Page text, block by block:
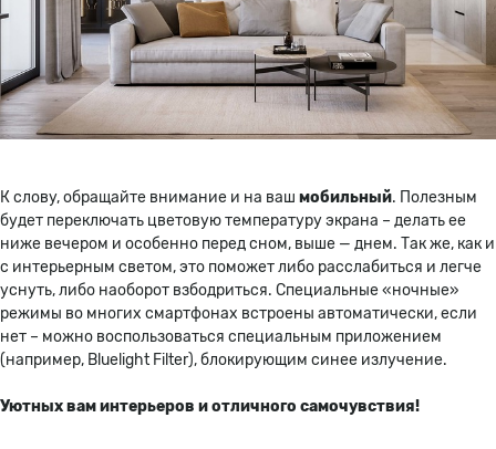
К слову, обращайте внимание и на ваш мобильный. Полезным
будет переключать цветовую температуру экрана – делать ее
ниже вечером и особенно перед сном, выше — днем. Так же, как и
с интерьерным светом, это поможет либо расслабиться и легче
уснуть, либо наоборот взбодриться. Специальные «ночные»
режимы во многих смартфонах встроены автоматически, если
нет – можно воспользоваться специальным приложением
(например, Bluelight Filter), блокирующим синее излучение.
Уютных вам интерьеров и отличного самочувствия!